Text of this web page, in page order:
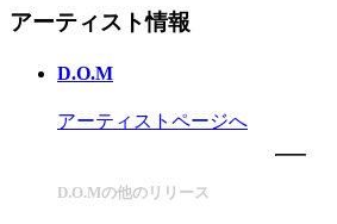
アーティスト情報
D.O.M
アーティストページへ
D.O.Mの他のリリース